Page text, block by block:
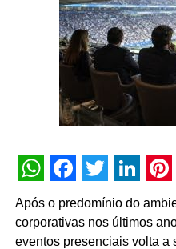
TÓPICOS RELACIONADOS:
Jogadores do
trocada, em ação da
NÃO PERCA
uma nova fase de
desenvolvimento do
pela valorização das
acontecerem”, afirma
UBRAFE.
A iniciativa estabelece uma
educativas, o
para os pavilhões e a
públicos e autoridades
WhatsApp
Facebook
Twitter
Após o predomínio do
corporativas nos últimos
eventos presenciais volta a